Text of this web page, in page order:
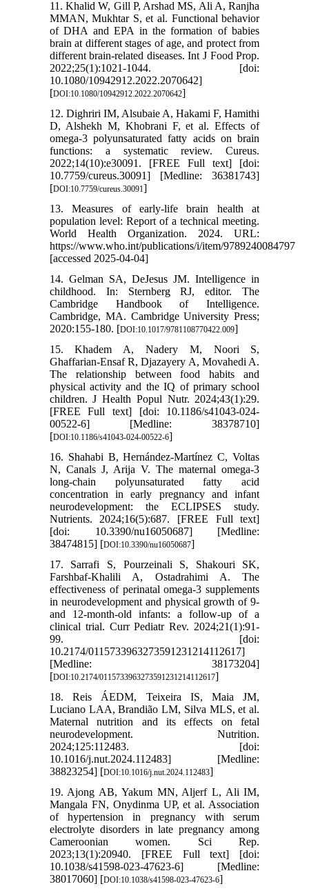
11. Khalid W, Gill P, Arshad MS, Ali A, Ranjha
MMAN, Mukhtar S, et al. Functional behavior
of DHA and EPA in the formation of babies
brain at different stages of age, and protect from
different brain-related diseases. Int J Food Prop.
2022;25(1):1021-1044. [doi:
10.1080/10942912.2022.2070642]
[DOI:10.1080/10942912.2022.2070642]
12. Dighriri IM, Alsubaie A, Hakami F, Hamithi
D, Alshekh M, Khobrani F, et al. Effects of
omega-3 polyunsaturated fatty acids on brain
functions: a systematic review. Cureus.
2022;14(10):e30091. [FREE Full text] [doi:
10.7759/cureus.30091] [Medline: 36381743]
[DOI:10.7759/cureus.30091]
13. Measures of early-life brain health at
population level: Report of a technical meeting.
World Health Organization. 2024. URL:
https://www.who.int/publications/i/item/9789240084797
[accessed 2025-04-04]
14. Gelman SA, DeJesus JM. Intelligence in
childhood. In: Sternberg RJ, editor. The
Cambridge Handbook of Intelligence.
Cambridge, MA. Cambridge University Press;
2020:155-180. [DOI:10.1017/9781108770422.009]
15. Khadem A, Nadery M, Noori S,
Ghaffarian-Ensaf R, Djazayery A, Movahedi A.
The relationship between food habits and
physical activity and the IQ of primary school
children. J Health Popul Nutr. 2024;43(1):29.
[FREE Full text] [doi: 10.1186/s41043-024-
00522-6] [Medline: 38378710]
[DOI:10.1186/s41043-024-00522-6]
16. Shahabi B, Hernández-Martínez C, Voltas
N, Canals J, Arija V. The maternal omega-3
long-chain polyunsaturated fatty acid
concentration in early pregnancy and infant
neurodevelopment: the ECLIPSES study.
Nutrients. 2024;16(5):687. [FREE Full text]
[doi: 10.3390/nu16050687] [Medline:
38474815] [DOI:10.3390/nu16050687]
17. Sarrafi S, Pourzeinali S, Shakouri SK,
Farshbaf-Khalili A, Ostadrahimi A. The
effectiveness of perinatal omega-3 supplements
in neurodevelopment and physical growth of 9-
and 12-month-old infants: a follow-up of a
clinical trial. Curr Pediatr Rev. 2024;21(1):91-
99. [doi:
10.2174/0115733963273591231214112617]
[Medline: 38173204]
[DOI:10.2174/0115733963273591231214112617]
18. Reis ÁEDM, Teixeira IS, Maia JM,
Luciano LAA, Brandião LM, Silva MLS, et al.
Maternal nutrition and its effects on fetal
neurodevelopment. Nutrition.
2024;125:112483. [doi:
10.1016/j.nut.2024.112483] [Medline:
38823254] [DOI:10.1016/j.nut.2024.112483]
19. Ajong AB, Yakum MN, Aljerf L, Ali IM,
Mangala FN, Onydinma UP, et al. Association
of hypertension in pregnancy with serum
electrolyte disorders in late pregnancy among
Cameroonian women. Sci Rep.
2023;13(1):20940. [FREE Full text] [doi:
10.1038/s41598-023-47623-6] [Medline:
38017060] [DOI:10.1038/s41598-023-47623-6]